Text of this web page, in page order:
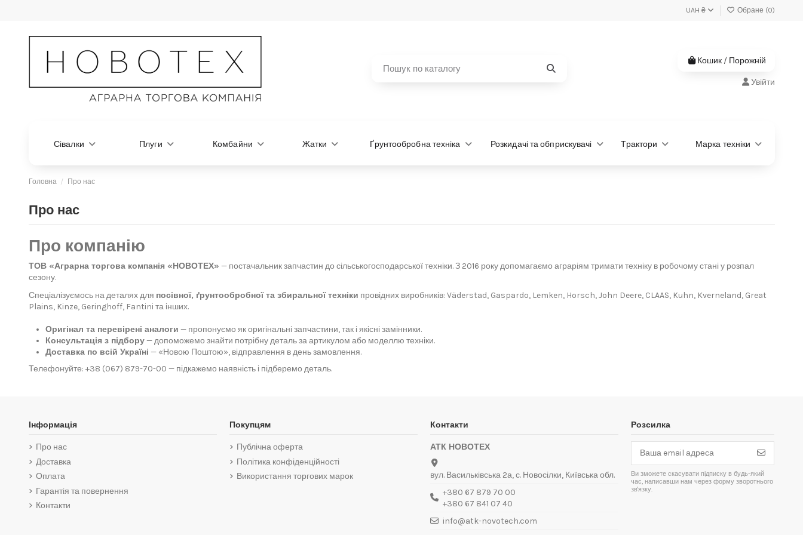
UAH ₴ Обране (0)
Кошик / Порожній
Увійти
Сівалки Плуги Комбайни Жатки Ґрунтообробна техніка Розкидачі та обприскувачі Трактори Марка техніки
Головна Про нас
Про нас
Про компанію
ТОВ «Аграрна торгова компанія «НОВОТЕХ» — постачальник запчастин до сільськогосподарської техніки. З 2016 року допомагаємо аграріям тримати техніку в робочому стані у розпал
сезону.
Спеціалізуємось на деталях для посівної, ґрунтообробної та збиральної техніки провідних виробників: Väderstad, Gaspardo, Lemken, Horsch, John Deere, CLAAS, Kuhn, Kverneland, Great
Plains, Kinze, Geringhoff, Fantini та інших.
Оригінал та перевірені аналоги — пропонуємо як оригінальні запчастини, так і якісні замінники.
Консультація з підбору— допоможемо знайти потрібну деталь за артикулом або моделлю техніки.
Доставка по всій Україні — «Новою Поштою», відправлення в день замовлення.
Телефонуйте: +38 (067) 879-70-00 — підкажемо наявність і підберемо деталь.
Інформація
Про нас
Доставка
Оплата
Гарантія та повернення
Контакти
Покупцям
Публічна оферта
Політика конфіденційності
Використання торгових марок
Контакти
АТК НОВОТЕХ
вул. Васильківська 2а, с. Новосілки, Київська обл.
+380 67 879 70 00
+380 67 841 07 40
info@atk-novotech.com
Розсилка
Ви зможете скасувати підписку в будь-який
час, написавши нам через форму зворотнього
зв'язку.